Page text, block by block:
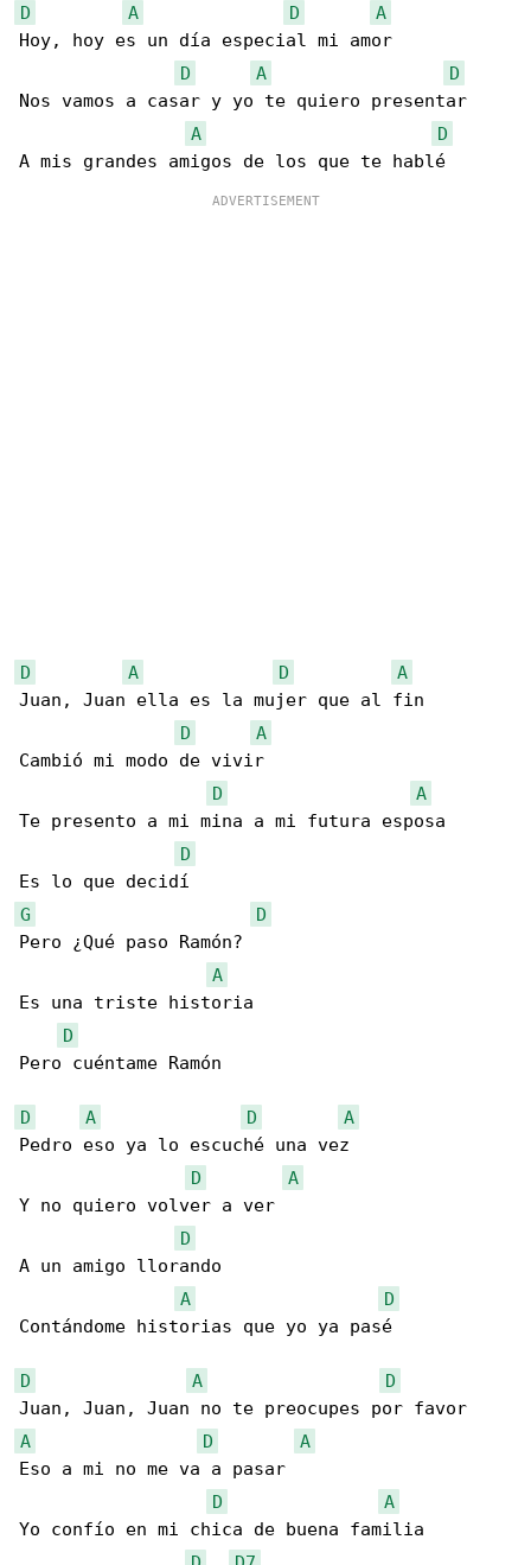
D A D
A
Hoy, hoy es un día especial mi amor
D
A
D
Nos vamos a casar y yo te quiero presentar
A
D
D A D
A
Juan, Juan ella es la mujer que al fin
D
A
Cambió mi modo de vivir
D
A
Te presento a mi mina a mi futura esposa
D
G
D
Pero ¿Qué paso Ramón?
A
Es una triste historia
D
Pero cuéntame Ramón
D A D
A
Pedro eso ya lo escuché una vez
D
A
Y no quiero volver a ver
D
A un amigo llorando
A
D
Contándome historias que yo ya pasé
D A
D
A
D
A
Eso a mi no me va a pasar
D
A
Yo confío en mi chica de buena familia